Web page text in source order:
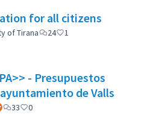
'My Tirana' Application for all citizens
of Tirana 24 1
- Presupuestos
de Valls
officiel
33 0